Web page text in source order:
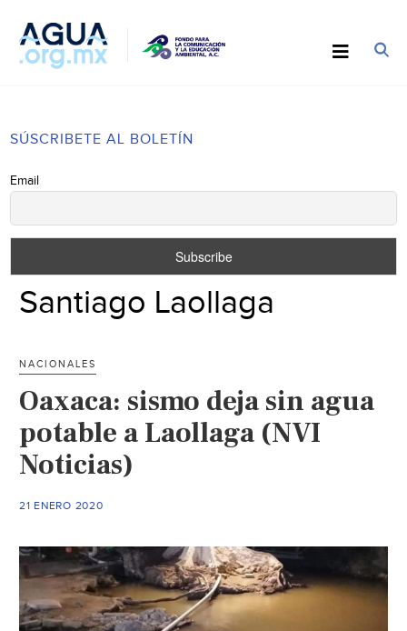
SÚSCRIBETE AL BOLETÍN
Email
Santiago Laollaga
NACIONALES
Oaxaca: sismo deja sin agua
potable a Laollaga (NVI
Noticias)
21 ENERO 2020